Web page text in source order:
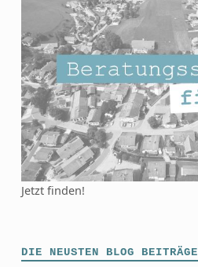
Jetzt finden!
DIE NEUSTEN BLOG BEITRÄGE